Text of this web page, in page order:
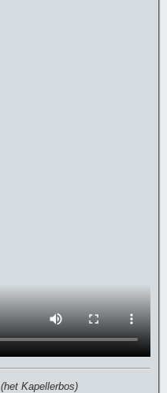
(het Kapellerbos)